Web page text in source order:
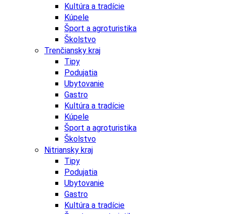
Kultúra a tradície
Kúpele
Šport a agroturistika
Školstvo
Trenčiansky kraj
Tipy
Podujatia
Ubytovanie
Gastro
Kultúra a tradície
Kúpele
Šport a agroturistika
Školstvo
Nitriansky kraj
Tipy
Podujatia
Ubytovanie
Gastro
Kultúra a tradície